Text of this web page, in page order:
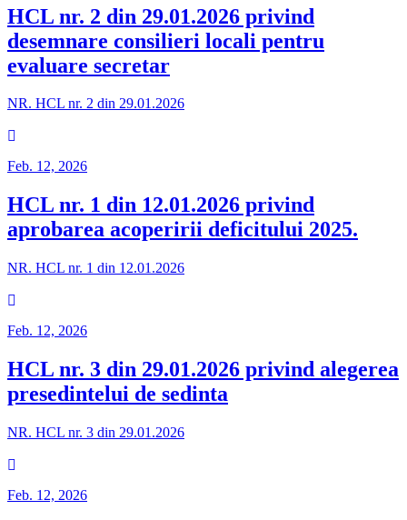
HCL nr. 2 din 29.01.2026 privind
desemnare consilieri locali pentru
evaluare secretar
NR. HCL nr. 2 din 29.01.2026
Feb. 12, 2026
HCL nr. 1 din 12.01.2026 privind
aprobarea acoperirii deficitului 2025.
NR. HCL nr. 1 din 12.01.2026
Feb. 12, 2026
HCL nr. 3 din 29.01.2026 privind alegerea
presedintelui de sedinta
NR. HCL nr. 3 din 29.01.2026
Feb. 12, 2026